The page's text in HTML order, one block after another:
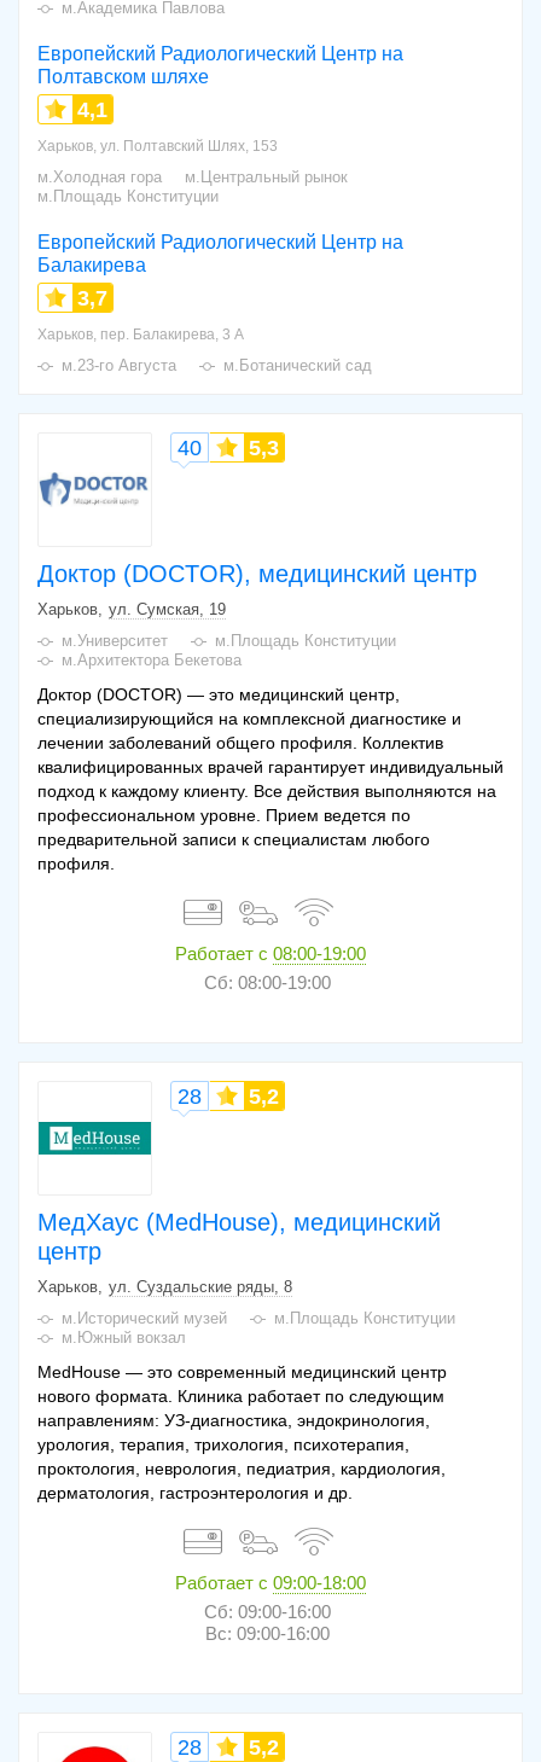
м.Академика Павлова
Европейский Радиологический Центр на
Полтавском шляхе
4,1
Харьков, ул. Полтавский Шлях, 153
м.Холодная гора
м.Центральный рынок
м.Площадь Конституции
Европейский Радиологический Центр на
Балакирева
3,7
Харьков, пер. Балакирева, 3 А
м.23-го Августа м.Ботанический сад
Доктор (DOCTOR), медицинский центр
40 5,3
Харьков ул. Сумская, 19
м.Университет
м.Площадь Конституции
м.Архитектора Бекетова
Доктор (DOCTOR) — это медицинский центр,
специализирующийся на комплексной диагностике и
лечении заболеваний общего профиля. Коллектив
квалифицированных врачей гарантирует индивидуальный
подход к каждому клиенту. Все действия выполняются на
профессиональном уровне. Прием ведется по
предварительной записи к специалистам любого
профиля.
Работает с 08:00-19:00
Сб: 08:00-19:00
МедХаус (MedHouse), медицинский
центр
28 5,2
Харьков ул. Суздальские ряды, 8
м.Исторический музей
м.Площадь Конституции
м.Южный вокзал
MedHouse — это современный медицинский центр
нового формата. Клиника работает по следующим
направлениям: УЗ-диагностика, эндокринология,
урология, терапия, трихология, психотерапия,
проктология, неврология, педиатрия, кардиология,
дерматология, гастроэнтерология и др.
Работает с 09:00-18:00
Сб: 09:00-16:00
Вс: 09:00-16:00
28 5,2